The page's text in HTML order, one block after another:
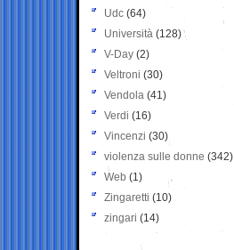
Udc (64)
Università (128)
V-Day (2)
Veltroni (30)
Vendola (41)
Verdi (16)
Vincenzi (30)
violenza sulle donne (342)
Web (1)
Zingaretti (10)
zingari (14)